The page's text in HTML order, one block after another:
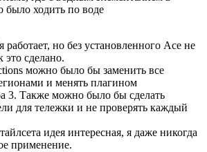
было ходить по воде
работает, но без установленного Асе не
это сделано.
можно было бы заменить все
и менять плагином
3. Также можно было бы сделать
для тележки и не проверять каждый
идея интересная, я даже никогда
применение.